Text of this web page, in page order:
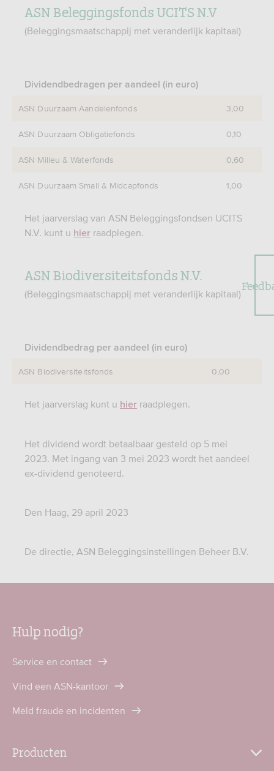
ASN Beleggingsfonds UCITS N.V
(Beleggingsmaatschappij met veranderlijk kapitaal)
Dividendbedragen per aandeel (in euro)
ASN Duurzaam Aandelenfonds 3,00
ASN Duurzaam Obligatiefonds 0,10
ASN Milieu & Waterfonds 0,60
ASN Duurzaam Small & Midcapfonds 1,00
Het jaarverslag van ASN Beleggingsfondsen UCITS
N.V. kunt u hier raadplegen.
ASN Biodiversiteitsfonds N.V.
(Beleggingsmaatschappij met veranderlijk kapitaal)
Dividendbedrag per aandeel (in euro)
ASN Biodiversiteitsfonds 0,00
Het jaarverslag kunt u hier raadplegen.
Het dividend wordt betaalbaar gesteld op 5 mei
2023. Met ingang van 3 mei 2023 wordt het aandeel
ex-dividend genoteerd.
Den Haag, 29 april 2023
De directie, ASN Beleggingsinstellingen Beheer B.V.
Hulp nodig?
Service en contact
Vind een ASN-kantoor
Meld fraude en incidenten
Producten